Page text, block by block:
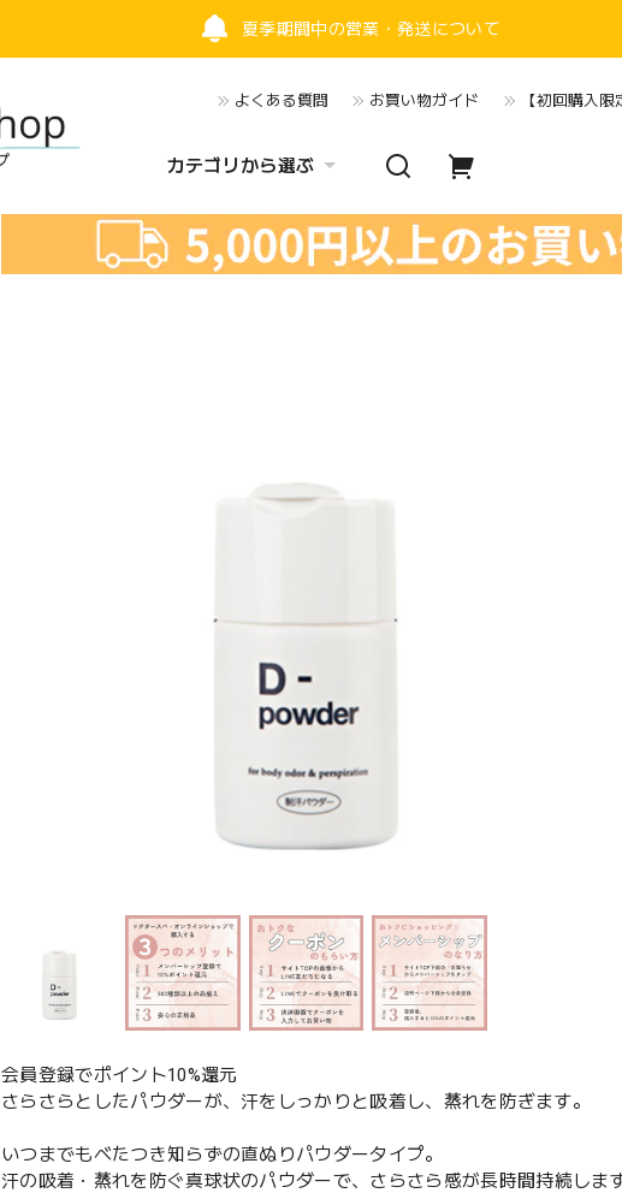
夏季期間中の営業・発送について
よくある質問 お買い物ガイド 【初回購入
カテゴリから選ぶ
会員登録でポイント10%還元
さらさらとしたパウダーが、汗をしっかりと吸着し、蒸れを防ぎます。
いつまでもべたつき知らずの直ぬりパウダータイプ。
汗の吸着・蒸れを防ぐ真球状のパウダーで、さらさら感が長時間持続します